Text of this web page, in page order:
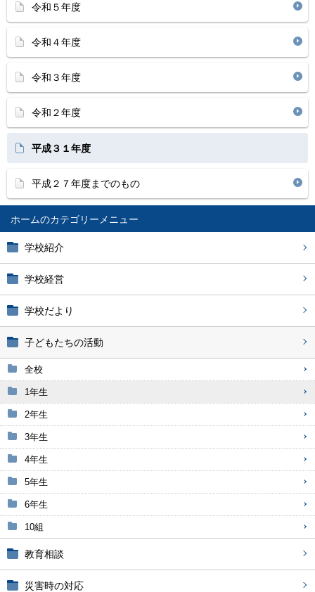
ホーム
学校紹介
学校経営
学校だより
子どもたちの活動
全校
1年生
2年生
3年生
4年生
5年生
6年生
10組
教育相談
災害時の対応
令和５年度
令和４年度
令和３年度
令和２年度
平成３１年度
平成２７年度までのもの